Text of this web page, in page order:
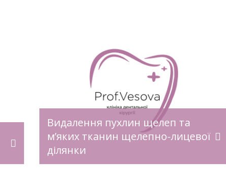
Видалення пухлин щелеп та
м’яких тканин щелепно-лицевої
ділянки
лікуванням різноманітних захворювань
щелеп. Розділяють кілька груп
захворювань щелепи: Джерелом
проблеми, як правило, є хворі зуби.
Береться до уваги також спадковість,
травми, хронічні ЛОР-захворювання.
Методами профілактики є гігієна,
своєчасне лікування зубів, прийом
кальцію, вітамінів, відсутність
шкідливих звичок та обов’язковий
огляд у стоматолога раз на шість